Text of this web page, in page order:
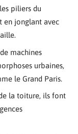
piliers du
en jonglant avec
machines
urbaines,
le Grand Paris.
la toiture, ils font